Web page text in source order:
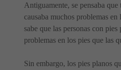
Antiguamente, se pensaba
causaba muchos problemas en
sabe que las personas con
problemas en los pies que las
Sin embargo, los pies planos